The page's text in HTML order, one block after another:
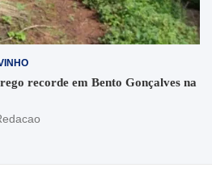
recorde em Bento Gonçalves na